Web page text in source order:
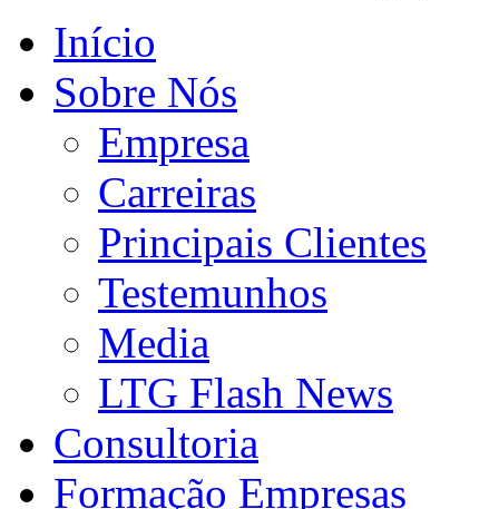
Início
Sobre Nós
Empresa
Carreiras
Principais Clientes
Testemunhos
Media
LTG Flash News
Consultoria
Formação Empresas